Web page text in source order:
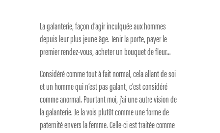
La galanterie, façon d’agir inculquée aux hommes
depuis leur plus jeune âge. Tenir la porte, payer le
premier rendez-vous, acheter un bouquet de fleur…
Considéré comme tout à fait normal, cela allant de soi
et un homme qui n’est pas galant, c’est considéré
comme anormal. Pourtant moi, j’ai une autre vision de
la galanterie. Je la vois plutôt comme une forme de
paternité envers la femme. Celle-ci est traitée comme